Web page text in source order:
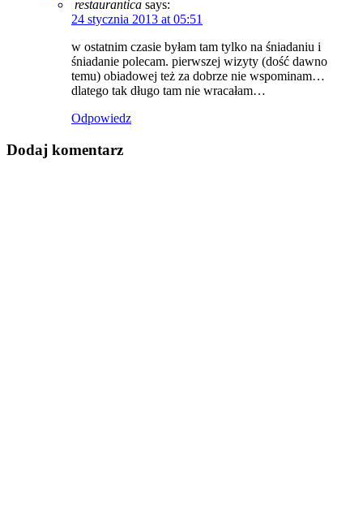
restaurantica says:
24 stycznia 2013 at 05:51
w ostatnim czasie byłam tam tylko na śniadaniu i
śniadanie polecam. pierwszej wizyty (dość dawno
temu) obiadowej też za dobrze nie wspominam…
dlatego tak długo tam nie wracałam…
Odpowiedz
Dodaj komentarz